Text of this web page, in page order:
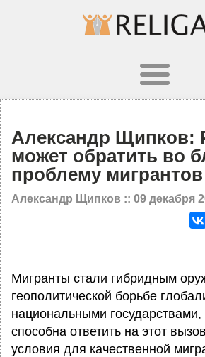
Александр Щипков:
может обратить во
проблему мигрантов
Александр Щипков :: 09 декабря
Мигранты стали гибридным
геополитической борьбе
национальными государствами,
способна ответить на этот
условия для качественной